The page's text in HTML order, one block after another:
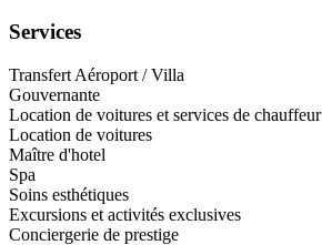
Services
Transfert Aéroport / Villa
Gouvernante
Location de voitures et services de chauffeur
Location de voitures
Maître d'hotel
Spa
Soins esthétiques
Excursions et activités exclusives
Conciergerie de prestige